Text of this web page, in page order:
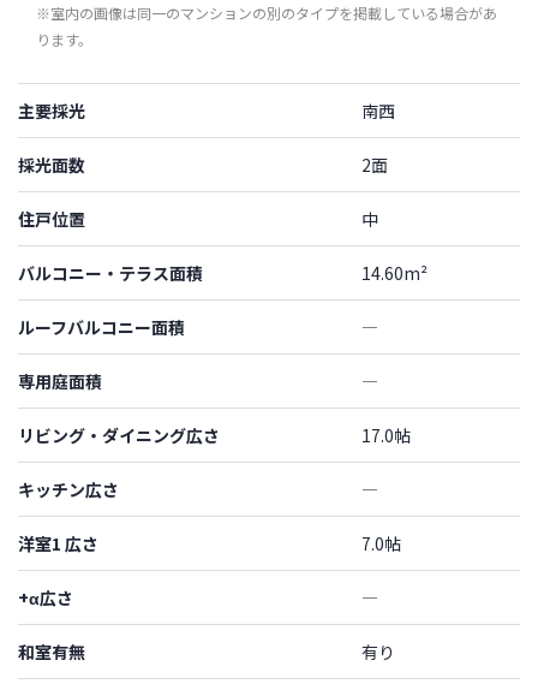
※室内の画像は同一のマンションの別のタイプを掲載している場合があ
ります。
主要採光 南西
採光面数 2面
住戸位置 中
バルコニー・テラス面積 14.60m²
ルーフバルコニー面積 ―
専用庭面積 ―
リビング・ダイニング広さ 17.0帖
キッチン広さ ―
洋室1 広さ 7.0帖
+α広さ ―
和室有無 有り